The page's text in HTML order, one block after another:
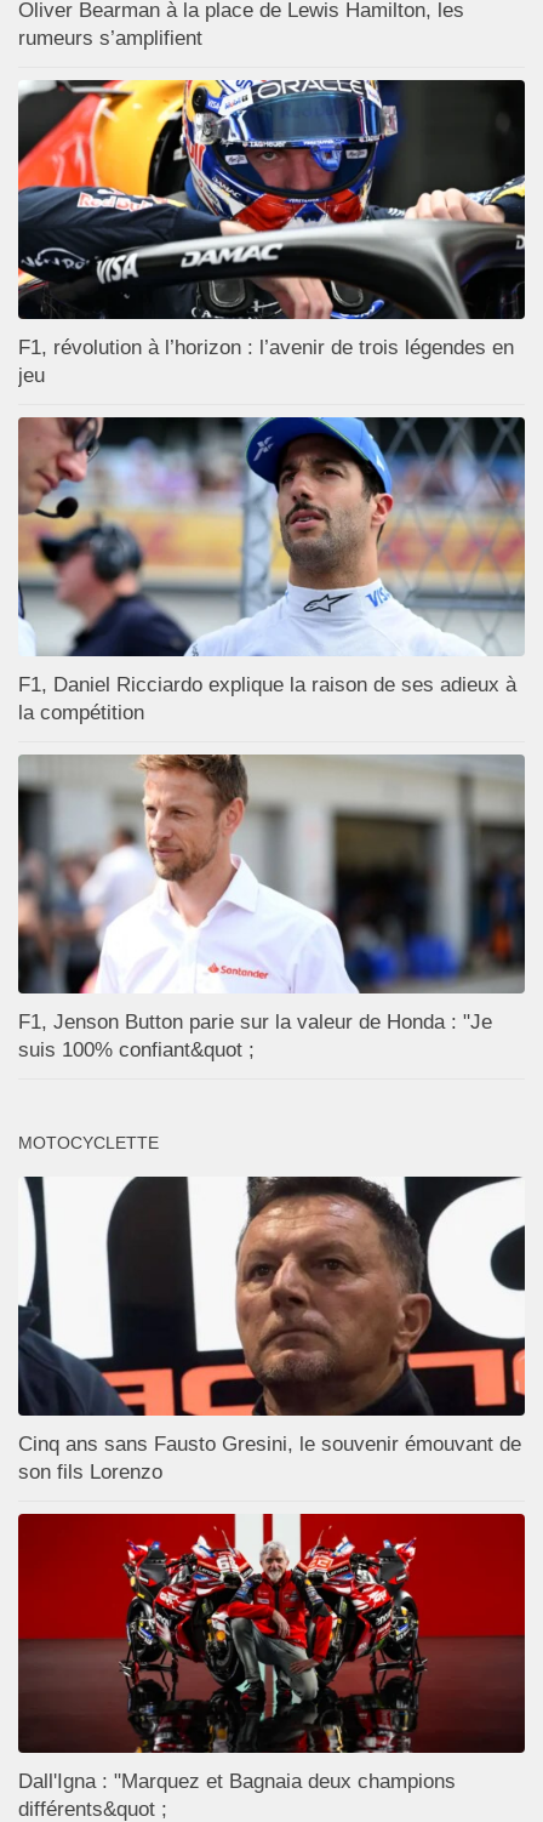
Oliver Bearman à la place de Lewis Hamilton, les
rumeurs s’amplifient
F1, révolution à l’horizon : l’avenir de trois légendes en
jeu
F1, Daniel Ricciardo explique la raison de ses adieux à
la compétition
F1, Jenson Button parie sur la valeur de Honda : "Je
suis 100% confiant&quot ;
MOTOCYCLETTE
Cinq ans sans Fausto Gresini, le souvenir émouvant de
son fils Lorenzo
Dall'Igna : "Marquez et Bagnaia deux champions
différents&quot ;